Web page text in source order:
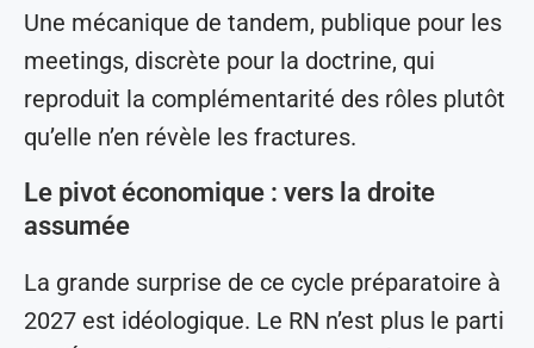
Une mécanique de tandem, publique pour les
meetings, discrète pour la doctrine, qui
reproduit la complémentarité des rôles plutôt
qu’elle n’en révèle les fractures.
Le pivot économique : vers la droite
assumée
La grande surprise de ce cycle préparatoire à
2027 est idéologique. Le RN n’est plus le parti